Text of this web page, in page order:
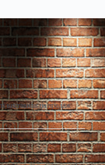
виставили на продаж